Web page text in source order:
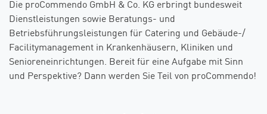
Die proCommendo GmbH & Co. KG erbringt bundesweit
Dienstleistungen sowie Beratungs- und
Betriebsführungsleistungen für Catering und Gebäude-/
Facilitymanagement in Krankenhäusern, Kliniken und
Senioreneinrichtungen. Bereit für eine Aufgabe mit Sinn
und Perspektive? Dann werden Sie Teil von proCommendo!